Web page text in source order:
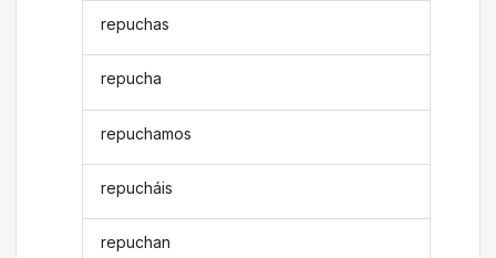
repuchas
repucha
repuchamos
repucháis
repuchan